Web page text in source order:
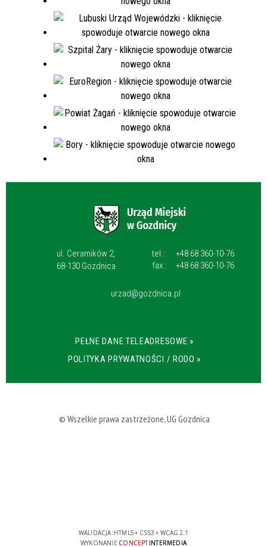
ul. Ceramików 2,
68-130 Gozdnica
tel.:
+48 68 360-10-76
fax.:
+48 68 360-10-76
urzad@gozdnica.pl
PEŁNE DANE TELEADRESOWE »
POLITYKA PRYWATNOŚCI / RODO »
© Wszelkie prawa zastrzeżone, UG Gozdnica
WALIDACJA: HTML5+ CSS3 + WCAG 2.1
WYKONANIE CONCEPTINTERMEDIA